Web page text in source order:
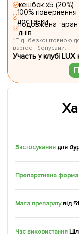
кешбек х5 (20%)
100% повернення
доставки
подовжена
днів
*Під "безкоштовною
вартості бонусами.
Участь у клубі LUX
Застосуваннядля
Препаративна форма
Маса препарату від
Час використання